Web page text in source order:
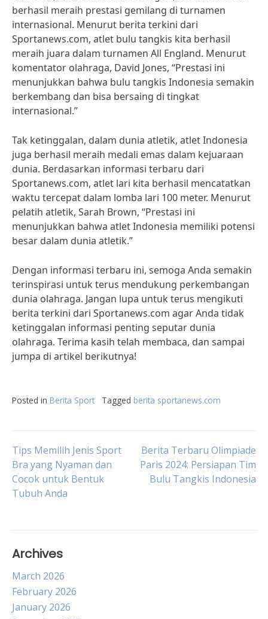
berhasil meraih prestasi gemilang di turnamen
internasional. Menurut berita terkini dari
Sportanews.com, atlet bulu tangkis kita berhasil
meraih juara dalam turnamen All England. Menurut
komentator olahraga, David Jones, “Prestasi ini
menunjukkan bahwa bulu tangkis Indonesia semakin
berkembang dan bisa bersaing di tingkat
internasional.”
Tak ketinggalan, dalam dunia atletik, atlet Indonesia
juga berhasil meraih medali emas dalam kejuaraan
dunia. Berdasarkan informasi terbaru dari
Sportanews.com, atlet lari kita berhasil mencatatkan
waktu tercepat dalam lomba lari 100 meter. Menurut
pelatih atletik, Sarah Brown, “Prestasi ini
menunjukkan bahwa atlet Indonesia memiliki potensi
besar dalam dunia atletik.”
Dengan informasi terbaru ini, semoga Anda semakin
terinspirasi untuk terus mendukung perkembangan
dunia olahraga. Jangan lupa untuk terus mengikuti
berita terkini dari Sportanews.com agar Anda tidak
ketinggalan informasi penting seputar dunia
olahraga. Terima kasih telah membaca, dan sampai
jumpa di artikel berikutnya!
Posted in Berita Sport Tagged berita sportanews.com
Post
navigation
Tips Memilih Jenis Sport
Bra yang Nyaman dan
Cocok untuk Bentuk
Tubuh Anda
Berita Terbaru Olimpiade
Paris 2024: Persiapan Tim
Bulu Tangkis Indonesia
Archives
March 2026
February 2026
January 2026